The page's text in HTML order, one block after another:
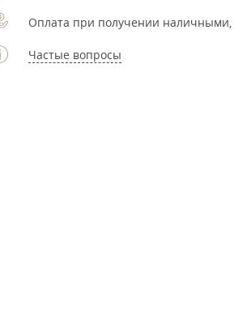
Оплата при получении наличными,
Частые вопросы